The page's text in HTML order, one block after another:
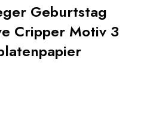
Geburtstag
Cripper Motiv 3